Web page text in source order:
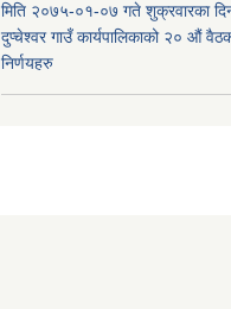
मिति २०७५-०१-०७ गते शुक्रवारका
दुप्चेश्वर गाउँ कार्यपालिकाको २० औं
निर्णयहरु